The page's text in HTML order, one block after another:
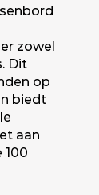
zowel
Dit
op
biedt
aan
100